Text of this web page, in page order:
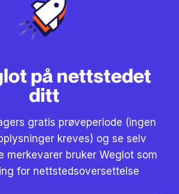
på nettstedet
ditt
gratis prøveperiode (ingen
kreves) og se selv
merkevarer bruker Weglot som
for nettstedsoversettelse